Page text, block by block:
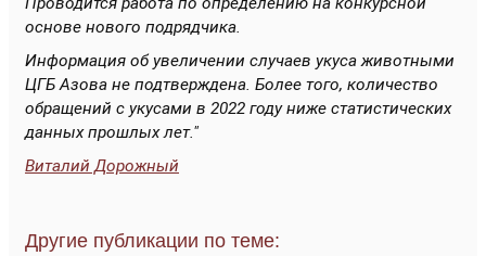
основе нового подрядчика.
Информация об увеличении случаев укуса животными
ЦГБ Азова не подтверждена. Более того, количество
обращений с укусами в 2022 году ниже статистических
данных прошлых лет."
Виталий Дорожный
Другие публикации по теме: